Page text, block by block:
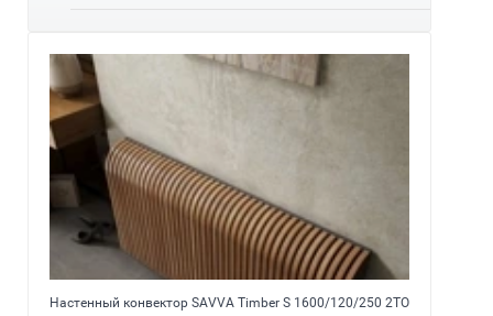
Настенный конвектор SAVVA Timber S 1600/120/250 2ТО